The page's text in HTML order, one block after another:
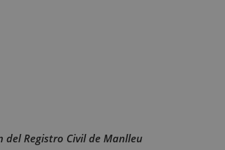
del Registro Civil de Manlleu